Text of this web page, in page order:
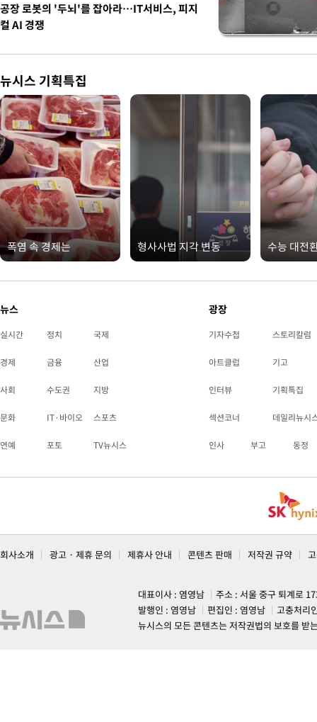
공장 로봇의 '두뇌'를 잡아라…IT서비스, 피지
컬 AI 경쟁
뉴시스 기획특집
폭염 속 경제는 형사사법 지각 변동 수능 대전
뉴스
실시간 정치 국제
경제 금융 산업
사회 수도권 지방
문화 IT·바이오 스포츠
연예 포토 TV뉴시스
광장
기자수첩 스토리칼럼
아트클럽 기고
인터뷰 기획특집
섹션코너 데일리뉴시
인사 부고 동정
회사소개 광고 · 제휴 문의 제휴사 안내 콘텐츠 판매 저작권 규약
대표이사 : 염영남
주소 : 서울 중구 퇴계로
발행인 : 염영남
편집인 : 염영남
고충처리
뉴시스의 모든 콘텐츠는 저작권법의 보호를